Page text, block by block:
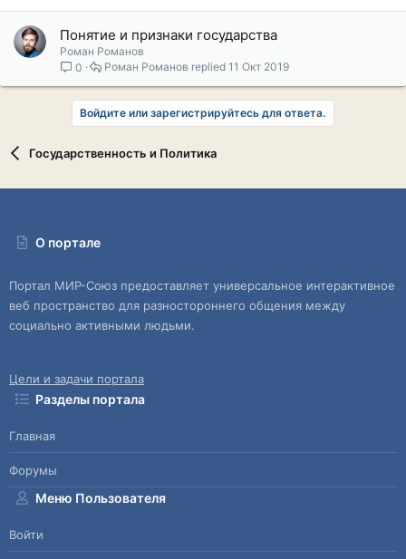
Понятие и признаки государства
Роман Романов
0
11 Окт 2019
Роман Романов
Войдите или зарегистрируйтесь для ответа.
Государственность и Политика
О портале
Портал МИР-Союз предоставляет универсальное интерактивное
веб пространство для разностороннего общения между
социально активными людьми.
Цели и задачи портала
Разделы портала
Главная
Форумы
Меню Пользователя
Войти